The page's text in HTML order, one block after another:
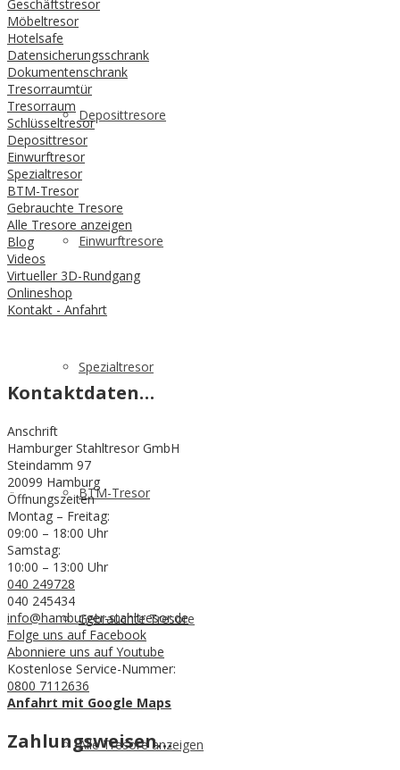
Deposittresore
Einwurftresore
Spezialtresor
BTM-Tresor
Gebrauchte Tresore
Alle Tresore anzeigen
Geschäftstresor
Möbeltresor
Hotelsafe
Datensicherungsschrank
Dokumentenschrank
Tresorraumtür
Tresorraum
Schlüsseltresor
Deposittresor
Einwurftresor
Spezialtresor
BTM-Tresor
Gebrauchte Tresore
Alle Tresore anzeigen
Blog
Videos
Virtueller 3D-Rundgang
Onlineshop
Kontakt - Anfahrt
Kontaktdaten…
Anschrift
Hamburger Stahltresor GmbH
Steindamm 97
20099 Hamburg
Öffnungszeiten
Montag – Freitag:
09:00 – 18:00 Uhr
Samstag:
10:00 – 13:00 Uhr
040 249728
040 245434
info@hamburger-stahltresor.de
Folge uns auf Facebook
Abonniere uns auf Youtube
Kostenlose Service-Nummer:
0800 7112636
Anfahrt mit Google Maps
Zahlungsweisen…